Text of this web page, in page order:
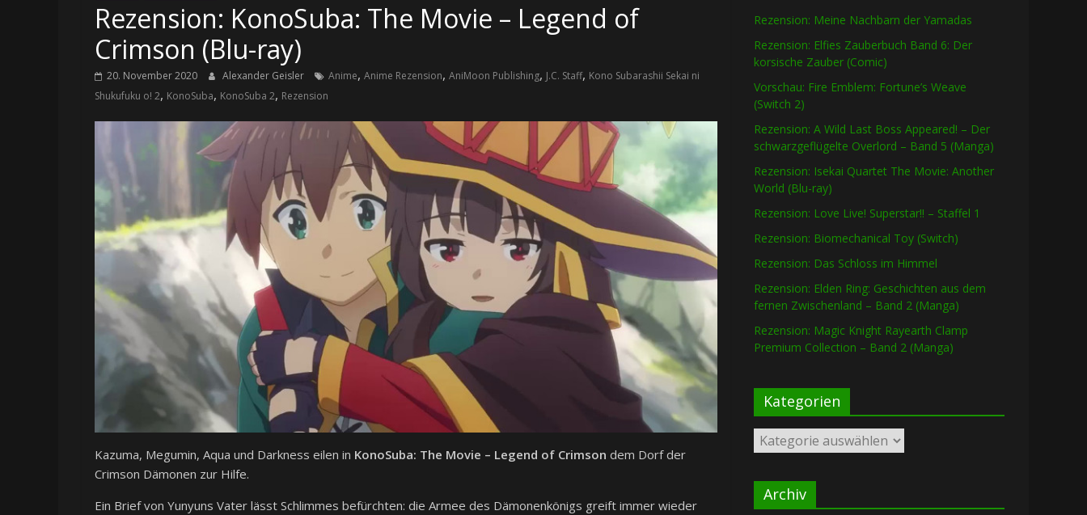
Rezension: KonoSuba: The Movie – Legend of
Crimson (Blu-ray)
20. November 2020 Alexander Geisler Anime, Anime Rezension, AniMoon Publishing, J.C. Staff, Kono Subarashii Sekai ni
Shukufuku o! 2, KonoSuba, KonoSuba 2, Rezension
Kazuma, Megumin, Aqua und Darkness eilen in KonoSuba: The Movie – Legend of Crimson dem Dorf der
Crimson Dämonen zur Hilfe.
Ein Brief von Yunyuns Vater lässt Schlimmes befürchten: die Armee des Dämonenkönigs greift immer wieder
Rezension: Meine Nachbarn der Yamadas
Rezension: Elfies Zauberbuch Band 6: Der
korsische Zauber (Comic)
Vorschau: Fire Emblem: Fortune’s Weave
(Switch 2)
Rezension: A Wild Last Boss Appeared! – Der
schwarzgeflügelte Overlord – Band 5 (Manga)
Rezension: Isekai Quartet The Movie: Another
World (Blu-ray)
Rezension: Love Live! Superstar!! – Staffel 1
Rezension: Biomechanical Toy (Switch)
Rezension: Das Schloss im Himmel
Rezension: Elden Ring: Geschichten aus dem
fernen Zwischenland – Band 2 (Manga)
Rezension: Magic Knight Rayearth Clamp
Premium Collection – Band 2 (Manga)
Kategorien
Kategorien
Archiv